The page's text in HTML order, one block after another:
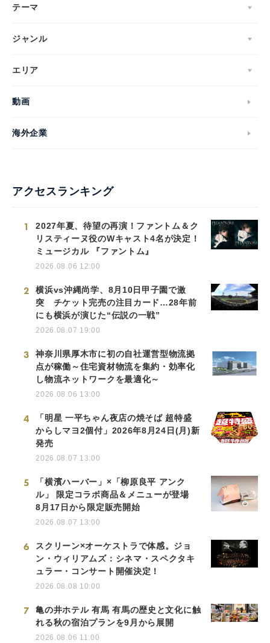
テーマ
ジャンル
エリア
動画
海外企業
アクセスランキング
1
2027年夏、待望の再演！ファントム＆ク
リスティーヌ役のWキャスト4名が決定！
ミュージカル 『ファントム』
2026.08.06 12:00
2
横浜vs沖縄尚学、8月10日甲子園で激
突 チケット完売の注目カード…28年前
にも横浜が演じた“伝説の一戦”
2026.08.07 19:00
3
神奈川県厚木市に初の自社運営型物流拠
点が稼働～住宅資材物流を集約・効率化
し物流ネットワークを最適化～
2026.08.06 13:00
4
「明星 一平ちゃん夜店の焼そば 超特盛
からしマヨ2個付」2026年8月24日(月)新
発売
2026.08.07 13:00
5
「横濱ハーバー」×「柳原良平 アンク
ル」 限定コラボ商品＆メニューが登場
8月17日から限定販売開始
2026.08.07 13:00
6
スクリーン×オーケストラで体感。ジョ
ン・ウィリアムズ：シネマ・スペクタキ
ュラー・コンサート開催決定！
2026.08.08 10:00
7
亀の井ホテル 有馬 有馬の歴史と文化に触
れる秋の宿泊プランを9月から展開
2026.08.06 11:00